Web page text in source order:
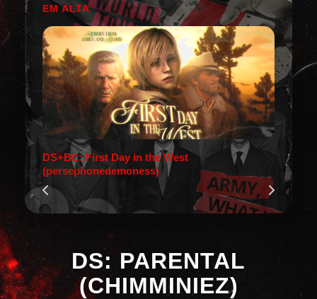
EM ALTA
DS+BC: First Day in the West
(persephonedemoness)
DS: PARENTAL
(CHIMMINIEZ)